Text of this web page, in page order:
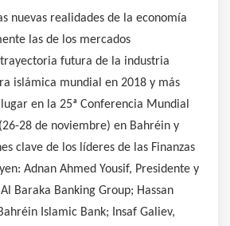
nuevas realidades de la economía
las de los mercados
futura de la industria
islámica mundial en 2018 y más
en la 25ª Conferencia Mundial
28 de noviembre) en Bahréin y
clave de los líderes de las Finanzas
Adnan Ahmed Yousif, Presidente y
Baraka Banking Group; Hassan
Islamic Bank; Insaf Galiev,